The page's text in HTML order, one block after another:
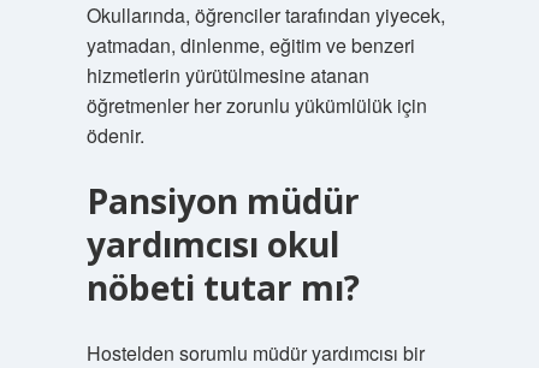
Okullarında, öğrenciler tarafından yiyecek,
yatmadan, dinlenme, eğitim ve benzeri
hizmetlerin yürütülmesine atanan
öğretmenler her zorunlu yükümlülük için
ödenir.
Pansiyon müdür
yardımcısı okul
nöbeti tutar mı?
Hostelden sorumlu müdür yardımcısı bir